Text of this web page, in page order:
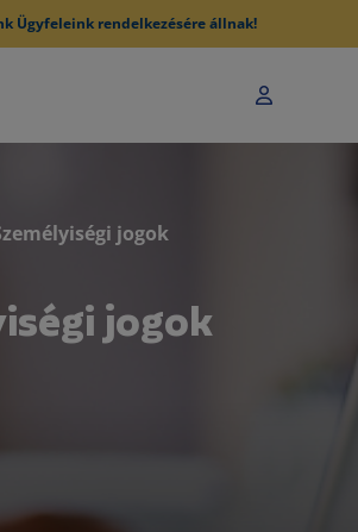
Ügyfeleink rendelkezésére állnak!
jogok
jogok